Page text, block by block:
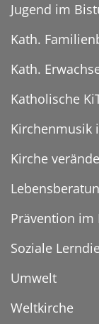
Jugend im
Kath.
Kath.
Katholische
Kirchenmusik
Kirche
Prävention im
Soziale
Umwelt
Weltkirche